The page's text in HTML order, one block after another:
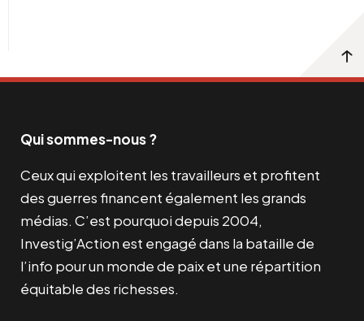
Qui sommes-nous ?
Ceux qui exploitent les travailleurs et profitent
des guerres financent également les grands
médias. C’est pourquoi depuis 2004,
Investig’Action est engagé dans la bataille de
l’info pour un monde de paix et une répartition
équitable des richesses.